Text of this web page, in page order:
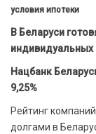
условия ипотеки
В Беларуси
индивидуальных
Нацбанк
9,25%
Рейтинг
долгами в